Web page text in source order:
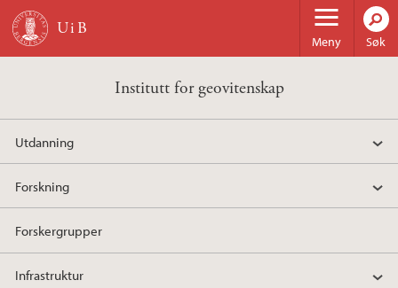
Hopp til hovedinnhold
Meny Søk
Institutt for geovitenskap
Utdanning
Forskning
Forskergrupper
Infrastruktur